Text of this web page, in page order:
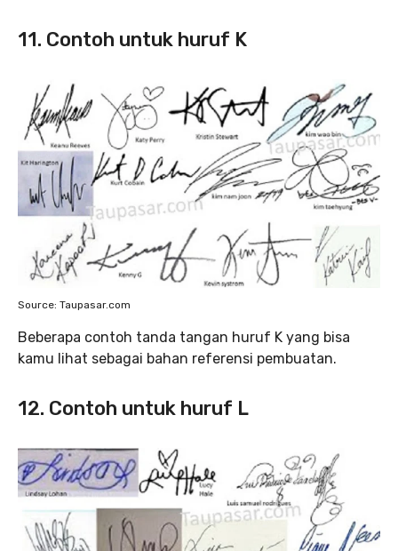
11. Contoh untuk huruf K
Source: Taupasar.com
Beberapa contoh tanda tangan huruf K yang bisa
kamu lihat sebagai bahan referensi pembuatan.
12. Contoh untuk huruf L